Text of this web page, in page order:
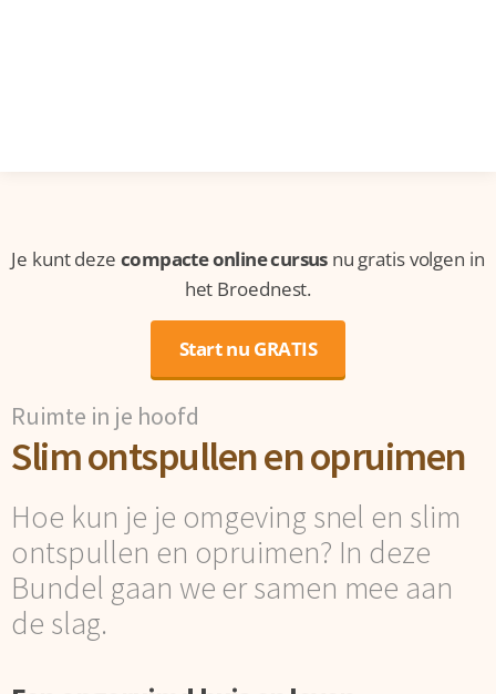
Je kunt deze compacte online cursusnu gratis volgen in
het Broednest.
Start nu GRATIS
Ruimte in je hoofd
Slim ontspullen en opruimen
Hoe kun je je omgeving snel en slim
ontspullen en opruimen? In deze
Bundel gaan we er samen mee aan
de slag.